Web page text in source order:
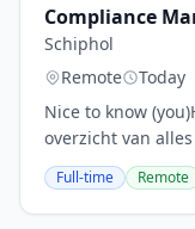
Compliance
Schiphol
Remote
Today
Nice to know
overzicht van
wordt verwacht,
succes!Als
Full-time Remote